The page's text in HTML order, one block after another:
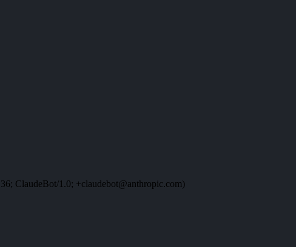
ClaudeBot/1.0; +claudebot@anthropic.com)